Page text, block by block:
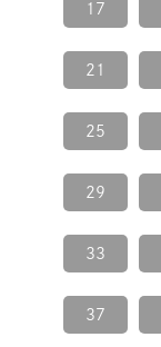
17
21
25
29
33
37